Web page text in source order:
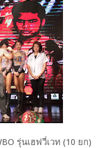
รุ่นเฮฟวี่เวท (10 ยก)